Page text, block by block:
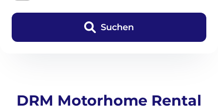
Suchen
DRM Motorhome Rental